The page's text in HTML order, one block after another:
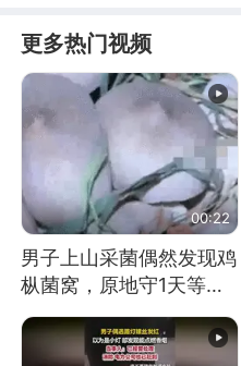
更多热门视频
00:22
男子上山采菌偶然发现鸡
枞菌窝，原地守1天等它
长大：挖了140多朵